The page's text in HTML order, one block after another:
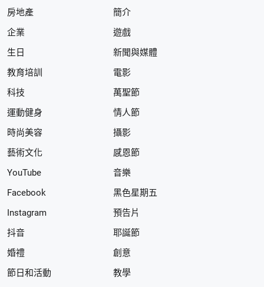
房地產
企業
生日
教育培訓
科技
運動健身
時尚美容
藝術文化
YouTube
Facebook
Instagram
抖音
婚禮
節日和活動
簡介
遊戲
新聞與媒體
電影
萬聖節
情人節
攝影
感恩節
音樂
黑色星期五
預告片
耶誕節
創意
教學